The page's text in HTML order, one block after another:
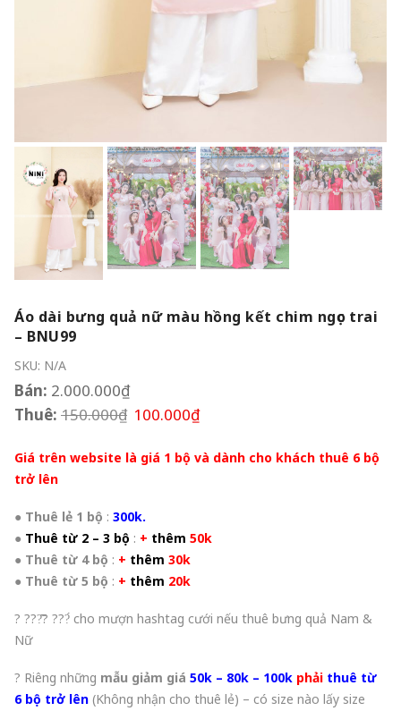
Áo dài bưng quả nữ màu hồng kết chim ngọc trai
– BNU99
SKU: N/A
Bán: 2.000.000₫
Thuê: 150.000₫ 100.000₫
Giá trên website là giá 1 bộ và dành cho khách thuê 6 bộ
trở lên
● Thuê lẻ 1 bộ : 300k.
● Thuê từ 2 – 3 bộ : + thêm 50k
● Thuê từ 4 bộ : + thêm 30k
● Thuê từ 5 bộ : + thêm 20k
? ???̂̃? ???́ cho mượn hashtag cưới nếu thuê bưng quả Nam &
Nữ
? Riêng những mẫu giảm giá 50k – 80k – 100k phải thuê từ
6 bộ trở lên (Không nhận cho thuê lẻ) – có size nào lấy size